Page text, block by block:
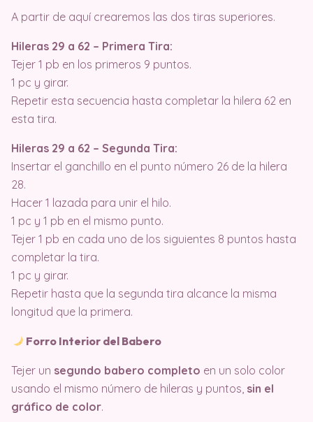
A partir de aquí crearemos las dos tiras superiores.
Hileras 29 a 62 – Primera Tira:
Tejer 1 pb en los primeros 9 puntos.
1 pc y girar.
Repetir esta secuencia hasta completar la hilera 62 en
esta tira.
Hileras 29 a 62 – Segunda Tira:
Insertar el ganchillo en el punto número 26 de la hilera
28.
Hacer 1 lazada para unir el hilo.
1 pc y 1 pb en el mismo punto.
Tejer 1 pb en cada uno de los siguientes 8 puntos hasta
completar la tira.
1 pc y girar.
Repetir hasta que la segunda tira alcance la misma
longitud que la primera.
Forro Interior del Babero
Tejer un segundo babero completo en un solo color
usando el mismo número de hileras y puntos, sin el
gráfico de color.